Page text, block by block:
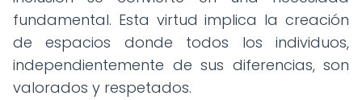
fundamental. Esta virtud implica la creación
de espacios donde todos los individuos,
independientemente de sus diferencias, son
valorados y respetados.